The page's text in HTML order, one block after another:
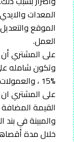
المعدات
الموقع
العمل.
على المشتري
وتكون شامله
%15 ، والعمولات الخاصة بالمزاد
على المشتري
والمبينة في بند
خلال مدة